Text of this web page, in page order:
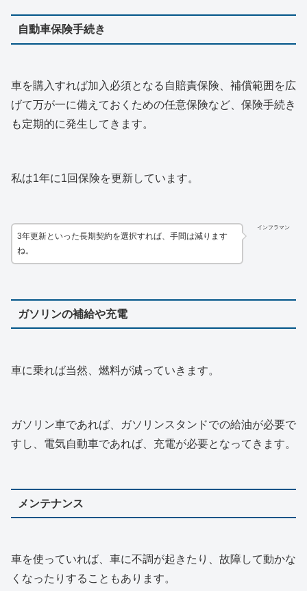
自動車保険手続き
車を購入すれば加入必須となる自賠責保険、補償範囲を広
げて万が一に備えておくための任意保険など、保険手続き
も定期的に発生してきます。
私は1年に1回保険を更新しています。
インフラマン
3年更新といった長期契約を選択すれば、手間は減ります
ね。
ガソリンの補給や充電
車に乗れば当然、燃料が減っていきます。
ガソリン車であれば、ガソリンスタンドでの給油が必要で
すし、電気自動車であれば、充電が必要となってきます。
メンテナンス
車を使っていれば、車に不調が起きたり、故障して動かな
くなったりすることもあります。